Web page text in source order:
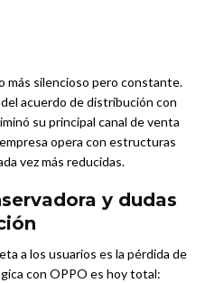
más silencioso pero constante.
acuerdo de distribución con
su principal canal de venta
opera con estructuras
vez más reducidas.
y dudas
a los usuarios es la pérdida de
con OPPO es hoy total: